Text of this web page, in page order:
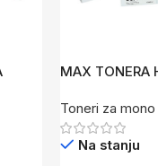
MAX TONERA
Toneri za
Na stanju